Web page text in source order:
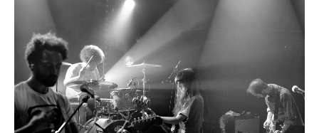
Yuck
(Setlist
+
Photos)
au
Trabendo
(Paris)
le
21/02/2014